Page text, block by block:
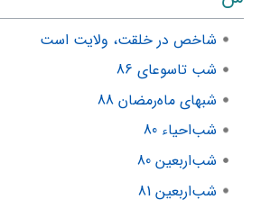
شاخص در خلقت، ولایت است
شب تاسوعای 86
شبهای ماه‌رمضان 88
شب‌احیاء 80
شب‌اربعین 80
شب‌اربعین 81